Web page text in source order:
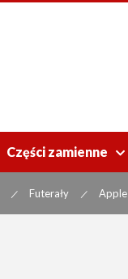
Części zamienne 
| Futerały | Apple